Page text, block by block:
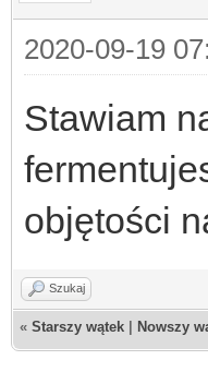
2020-09-19
Stawiam
objętości
Szukaj
« Starszy wątek Nowszy